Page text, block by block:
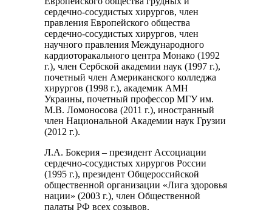
сердечно-сосудистых хирургов, член
правления Европейского общества
сердечно-сосудистых хирургов, член
научного правления Международного
кардиоторакального центра Монако (1992
г.), член Сербской академии наук (1997 г.),
почетный член Американского колледжа
хирургов (1998 г.), академик АМН
Украины, почетный профессор МГУ им.
М.В. Ломоносова (2011 г.), иностранный
член Национальной Академии наук Грузии
(2012 г.).
Л.А. Бокерия – президент Ассоциации
сердечно-сосудистых хирургов России
(1995 г.), президент Общероссийской
общественной организации «Лига здоровья
нации» (2003 г.), член Общественной
палаты РФ всех созывов.